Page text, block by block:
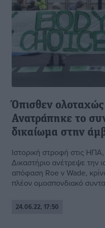
Όπισθεν
Ανατράπηκε το
δικαίωμα στην
Ιστορική στροφή στις
Δικαστήριο ανέτρεψε την
απόφαση Roe v Wade,
πλέον ομοσπονδιακό
24.06.22, 17:50